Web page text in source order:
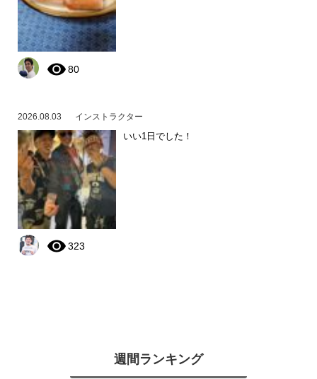
80
2026.08.03 インストラクター
いい1日でした！
323
週間ランキング